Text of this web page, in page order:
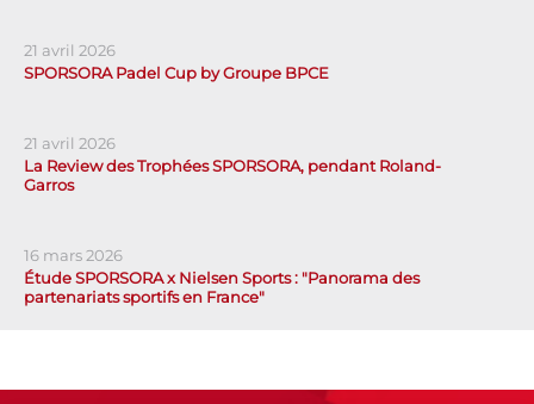
21 avril 2026
SPORSORA Padel Cup by Groupe BPCE
21 avril 2026
La Review des Trophées SPORSORA, pendant Roland-
Garros
16 mars 2026
Étude SPORSORA x Nielsen Sports : "Panorama des
partenariats sportifs en France"